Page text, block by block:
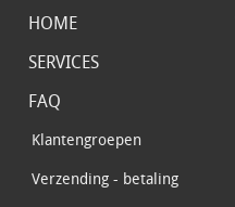
HOME
SERVICES
FAQ
Klantengroepen
Verzending - betaling